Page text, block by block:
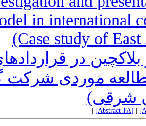
in international
(Case study of
در
موردی شرکت
شرقی)
[Abstract-FA]